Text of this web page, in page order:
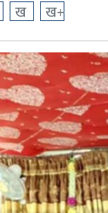
ख ख+